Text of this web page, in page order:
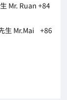
Mr. Ruan +84
生 Mr.Mai +86